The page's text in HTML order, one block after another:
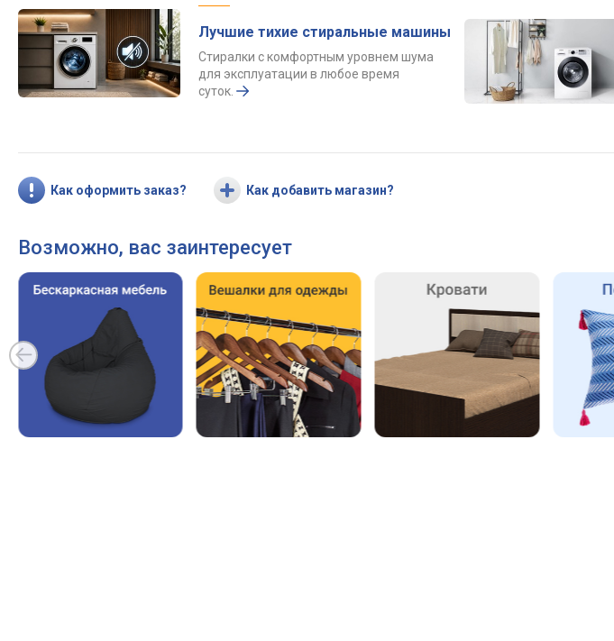
Лучшие тихие стиральные машины
Стиралки с комфортным уровнем шума
для эксплуатации в любое время
суток.
Как оформить заказ? Как добавить магазин?
Возможно, вас заинтересует